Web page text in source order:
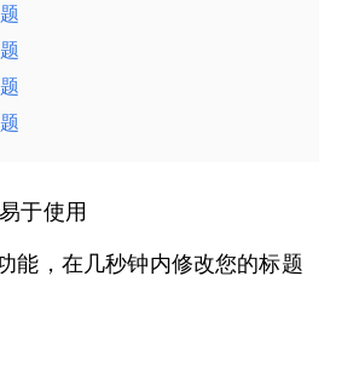
于使用
能，在几秒钟内修改您的标题